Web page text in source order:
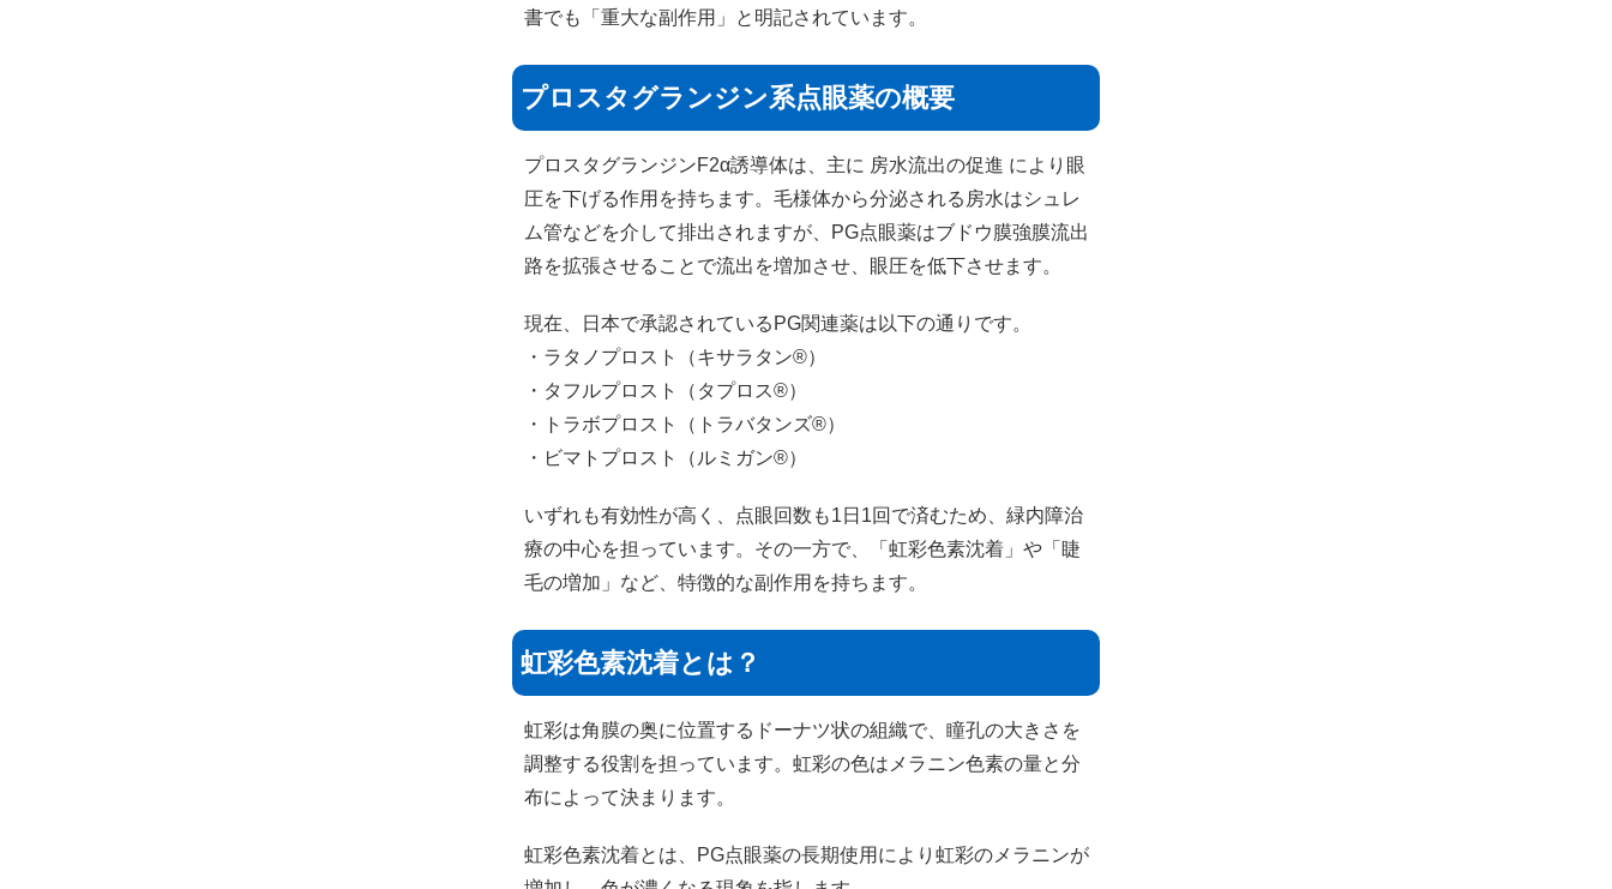
書でも「重大な副作用」と明記されています。
プロスタグランジン系点眼薬の概要
プロスタグランジンF2α誘導体は、主に 房水流出の促進 により眼
圧を下げる作用を持ちます。毛様体から分泌される房水はシュレ
ム管などを介して排出されますが、PG点眼薬はブドウ膜強膜流出
路を拡張させることで流出を増加させ、眼圧を低下させます。
現在、日本で承認されているPG関連薬は以下の通りです。
・ラタノプロスト（キサラタン®）
・タフルプロスト（タプロス®）
・トラボプロスト（トラバタンズ®）
・ビマトプロスト（ルミガン®）
いずれも有効性が高く、点眼回数も1日1回で済むため、緑内障治
療の中心を担っています。その一方で、「虹彩色素沈着」や「睫
毛の増加」など、特徴的な副作用を持ちます。
虹彩色素沈着とは？
虹彩は角膜の奥に位置するドーナツ状の組織で、瞳孔の大きさを
調整する役割を担っています。虹彩の色はメラニン色素の量と分
布によって決まります。
虹彩色素沈着とは、PG点眼薬の長期使用により虹彩のメラニンが